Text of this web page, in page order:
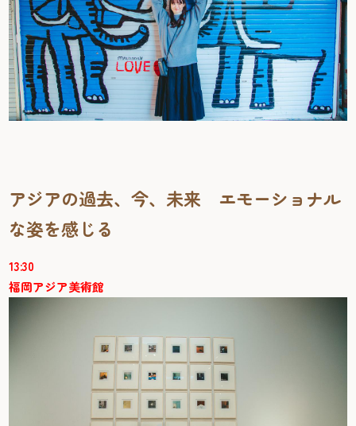
アジアの過去、今、未来 エモーショナル
な姿を感じる
13:30
福岡アジア美術館